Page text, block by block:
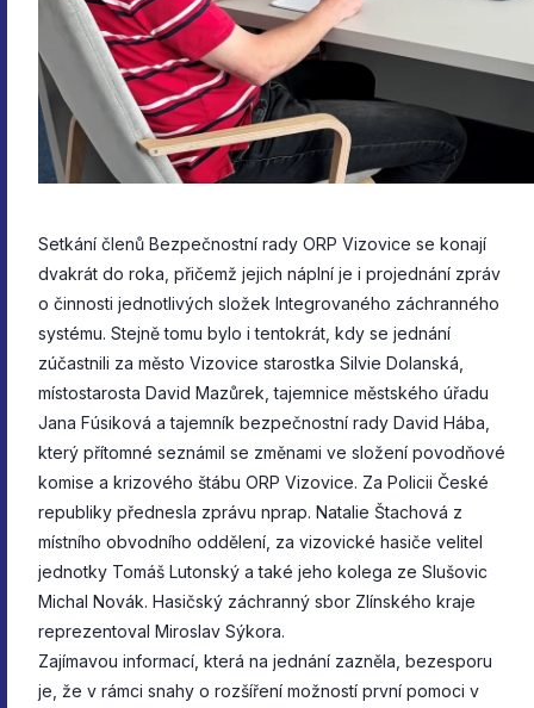
Setkání členů Bezpečnostní rady ORP Vizovice se konají
dvakrát do roka, přičemž jejich náplní je i projednání zpráv
o činnosti jednotlivých složek Integrovaného záchranného
systému. Stejně tomu bylo i tentokrát, kdy se jednání
zúčastnili za město Vizovice starostka Silvie Dolanská,
místostarosta David Mazůrek, tajemnice městského úřadu
Jana Fúsiková a tajemník bezpečnostní rady David Hába,
který přítomné seznámil se změnami ve složení povodňové
komise a krizového štábu ORP Vizovice. Za Policii České
republiky přednesla zprávu nprap. Natalie Štachová z
místního obvodního oddělení, za vizovické hasiče velitel
jednotky Tomáš Lutonský a také jeho kolega ze Slušovic
Michal Novák. Hasičský záchranný sbor Zlínského kraje
reprezentoval Miroslav Sýkora.
Zajímavou informací, která na jednání zazněla, bezesporu
je, že v rámci snahy o rozšíření možností první pomoci v